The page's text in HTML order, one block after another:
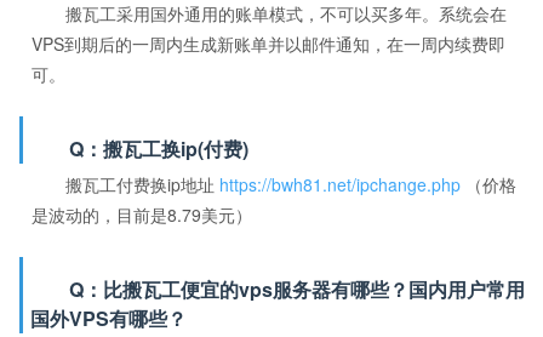
搬瓦工采用国外通用的账单模式，不可以买多年。系统会在
VPS到期后的一周内生成新账单并以邮件通知，在一周内续费即
可。
Q：搬瓦工换ip(付费)
搬瓦工付费换ip地址 https://bwh81.net/ipchange.php （价格
是波动的，目前是8.79美元）
Q：比搬瓦工便宜的vps服务器有哪些？国内用户常用
国外VPS有哪些？